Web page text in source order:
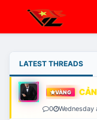
LATEST THREADS
VÀNG
0 Wednesday